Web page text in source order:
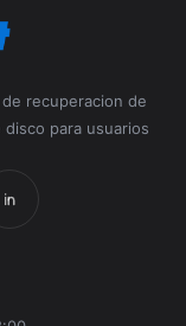
recuperacion de
para usuarios